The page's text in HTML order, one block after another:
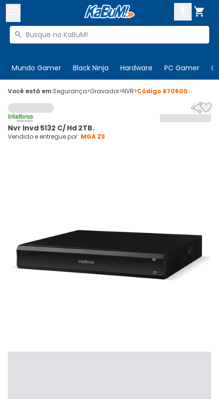

Buscar produtos

Mundo Gamer Black Ninja Hardware PC Gamer
 Olá. Acesse sua conta
 Departamentos
Cupons
CADASTRE-SE
Você está em:Segurança>Gravador>NVR>Código 670600

Nvr Invd 5132 C/ Hd 2TB.
Vendido e entregue por: MGA ZS